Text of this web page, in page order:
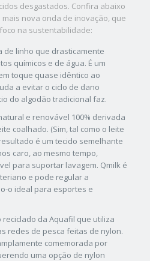
desgastados. Confira abaixo
nova onda de inovação, que
na sustentabilidade:
de linho que drasticamente
químicos e de água. É um
toque quase idêntico ao
a evitar o ciclo de dano
do algodão tradicional faz.
e renovável 100% derivada
coalhado. (Sim, tal como o leite
é um tecido semelhante
caro, ao mesmo tempo,
para suportar lavagem. Qmilk é
e pode regular a
o ideal para esportes e
reciclado da Aquafil que utiliza
redes de pesca feitas de nylon.
comemorada por
uma opção de nylon